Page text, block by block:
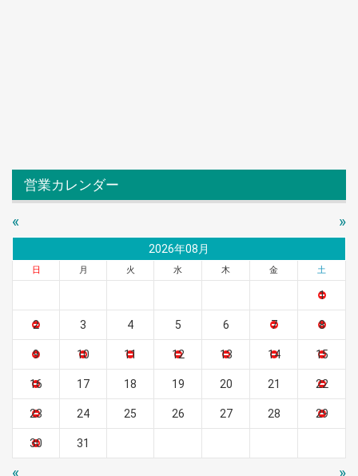
営業カレンダー
« »
2026年08月
日 月 火 水 木 金 土
1
2 3 4 5 6 7 8
9 10 11 12 13 14 15
16 17 18 19 20 21 22
23 24 25 26 27 28 29
30 31